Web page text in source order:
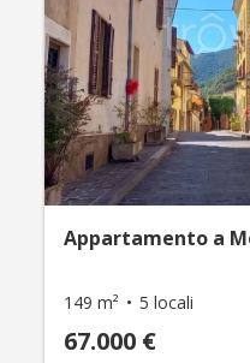
Appartamento a
149 m² 5 locali
67.000 €